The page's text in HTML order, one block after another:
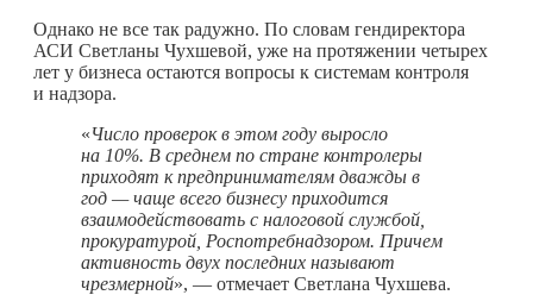
Однако не все так радужно. По словам гендиректора
АСИ Светланы Чухшевой, уже на протяжении четырех
лет у бизнеса остаются вопросы к системам контроля
и надзора.
«Число проверок в этом году выросло
на 10%. В среднем по стране контролеры
приходят к предпринимателям дважды в
год — чаще всего бизнесу приходится
взаимодействовать с налоговой службой,
прокуратурой, Роспотребнадзором. Причем
активность двух последних называют
чрезмерной», — отмечает Светлана Чухшева.